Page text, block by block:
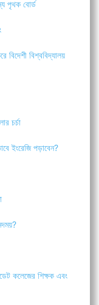
পৃথক বোর্ড
বিদেশী বিশ্ববিদ্যালয়
চর্চা
ইংরেজি পড়াবেন?
কলেজের শিক্ষক এবং